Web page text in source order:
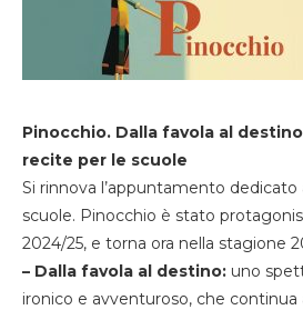
Pinocchio. Dalla favola al
recite per le scuole
Si rinnova l’appuntamento
scuole. Pinocchio è stato
2024/25, e torna ora nella stagione
– Dalla favola al destino: uno
ironico e avventuroso, che continua